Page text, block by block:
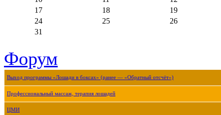
17
18
19
24
25
26
31
Форум
Выход программы «Лошади в боксах» (ранее — «Обратный отсчёт»)
Профессиональный массаж, терапия лошадей
ЦМИ